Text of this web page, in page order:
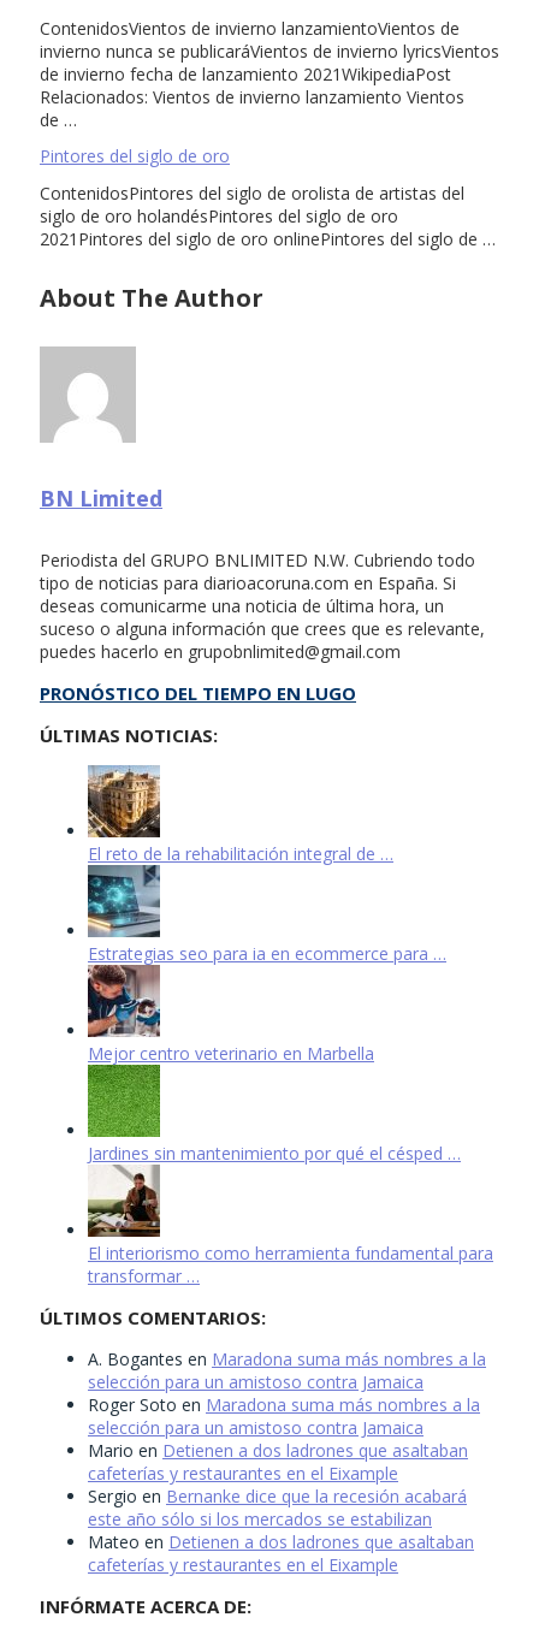
ContenidosVientos de invierno lanzamientoVientos de
invierno nunca se publicaráVientos de invierno lyricsVientos
de invierno fecha de lanzamiento 2021WikipediaPost
Relacionados: Vientos de invierno lanzamiento Vientos
de …
Pintores del siglo de oro
ContenidosPintores del siglo de orolista de artistas del
siglo de oro holandésPintores del siglo de oro
2021Pintores del siglo de oro onlinePintores del siglo de …
About The Author
BN Limited
Periodista del GRUPO BNLIMITED N.W. Cubriendo todo
tipo de noticias para diarioacoruna.com en España. Si
deseas comunicarme una noticia de última hora, un
suceso o alguna información que crees que es relevante,
puedes hacerlo en grupobnlimited@gmail.com
PRONÓSTICO DEL TIEMPO EN LUGO
ÚLTIMAS NOTICIAS:
El reto de la rehabilitación integral de …
Estrategias seo para ia en ecommerce para …
Mejor centro veterinario en Marbella
Jardines sin mantenimiento por qué el césped …
El interiorismo como herramienta fundamental para
transformar …
ÚLTIMOS COMENTARIOS:
A. Bogantes en Maradona suma más nombres a la
selección para un amistoso contra Jamaica
Roger Soto en Maradona suma más nombres a la
selección para un amistoso contra Jamaica
Mario en Detienen a dos ladrones que asaltaban
cafeterías y restaurantes en el Eixample
Sergio en Bernanke dice que la recesión acabará
este año sólo si los mercados se estabilizan
Mateo en Detienen a dos ladrones que asaltaban
cafeterías y restaurantes en el Eixample
INFÓRMATE ACERCA DE: